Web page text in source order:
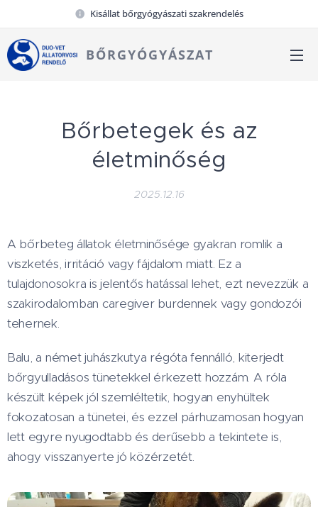
Kisállat bőrgyógyászati szakrendelés
BŐRGYÓGYÁSZAT
Bőrbetegek és az
életminőség
2025.12.16
A bőrbeteg állatok életminősége gyakran romlik a
viszketés, irritáció vagy fájdalom miatt. Ez a
tulajdonosokra is jelentős hatással lehet, ezt nevezzük a
szakirodalomban caregiver burdennek vagy gondozói
tehernek.
Balu, a német juhászkutya régóta fennálló, kiterjedt
bőrgyulladásos tünetekkel érkezett hozzám. A róla
készült képek jól szemléltetik, hogyan enyhültek
fokozatosan a tünetei, és ezzel párhuzamosan hogyan
lett egyre nyugodtabb és derűsebb a tekintete is,
ahogy visszanyerte jó közérzetét.